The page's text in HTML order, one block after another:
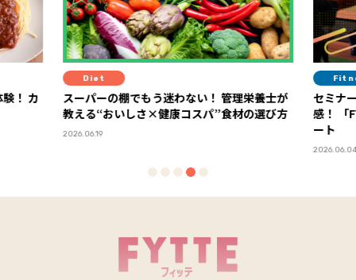
パーの棚でもう迷わない！ 管理栄養士が
る“おいしさ×健康コスパ”食材の選び方
セミナーやブースで最
感！ 「FYTTEウェルネスデイ」イベントレポ